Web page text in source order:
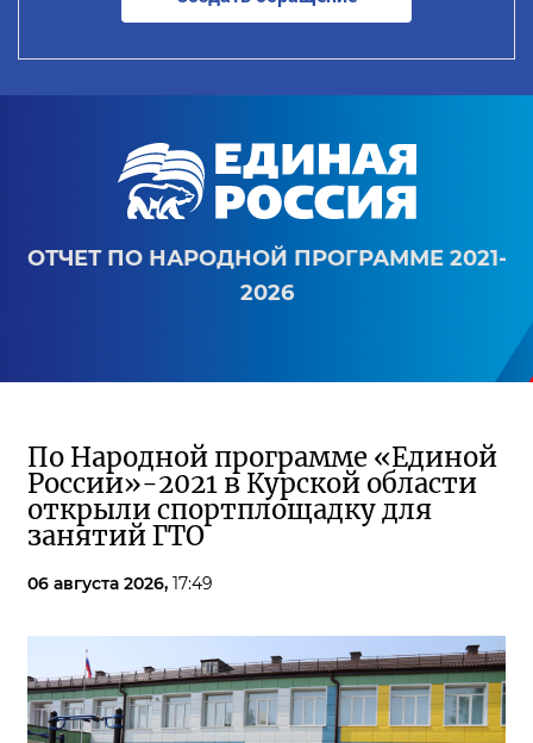
ОТЧЕТ ПО НАРОДНОЙ ПРОГРАММЕ 2021-
2026
По Народной программе «Единой
России»-2021 в Курской области
открыли спортплощадку для
занятий ГТО
06 августа 2026, 17:49